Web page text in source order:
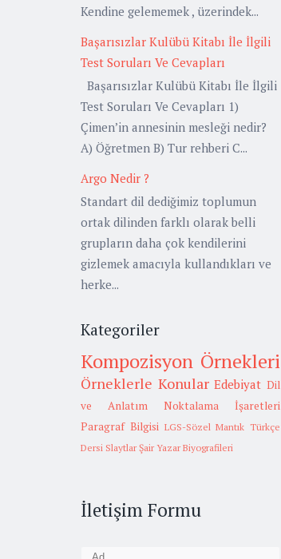
Kendine gelememek , üzerindek...
Başarısızlar Kulübü Kitabı İle İlgili
Test Soruları Ve Cevapları
Başarısızlar Kulübü Kitabı İle İlgili
Test Soruları Ve Cevapları 1)
Çimen’in annesinin mesleği nedir?
A) Öğretmen B) Tur rehberi C...
Argo Nedir ?
Standart dil dediğimiz toplumun
ortak dilinden farklı olarak belli
grupların daha çok kendilerini
gizlemek amacıyla kullandıkları ve
herke...
Kategoriler
Kompozisyon Örnekleri
Örneklerle Konular Edebiyat Dil
ve Anlatım
Noktalama İşaretleri
Paragraf Bilgisi LGS-Sözel Mantık Türkçe
Dersi Slaytlar Şair Yazar Biyografileri
İletişim Formu